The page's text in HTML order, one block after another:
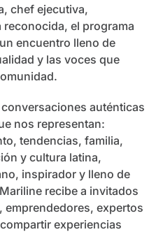
chef ejecutiva,
el programa
encuentro lleno de
y las voces que
auténticas
nos representan:
tendencias, familia,
y cultura latina,
inspirador y lleno de
recibe a invitados
expertos
experiencias